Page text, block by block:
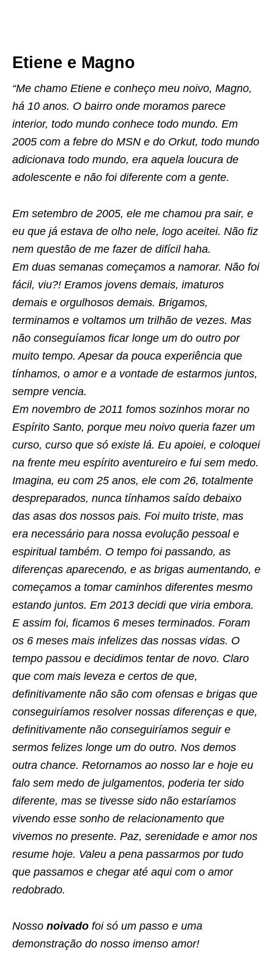
Etiene e Magno
“Me chamo Etiene e conheço meu noivo, Magno,
há 10 anos. O bairro onde moramos parece
interior, todo mundo conhece todo mundo. Em
2005 com a febre do MSN e do Orkut, todo mundo
adicionava todo mundo, era aquela loucura de
adolescente e não foi diferente com a gente.
Em setembro de 2005, ele me chamou pra sair, e
eu que já estava de olho nele, logo aceitei. Não fiz
nem questão de me fazer de difícil haha.
Em duas semanas começamos a namorar. Não foi
fácil, viu?! Eramos jovens demais, imaturos
demais e orgulhosos demais. Brigamos,
terminamos e voltamos um trilhão de vezes. Mas
não conseguíamos ficar longe um do outro por
muito tempo. Apesar da pouca experiência que
tínhamos, o amor e a vontade de estarmos juntos,
sempre vencia.
Em novembro de 2011 fomos sozinhos morar no
Espírito Santo, porque meu noivo queria fazer um
curso, curso que só existe lá. Eu apoiei, e coloquei
na frente meu espírito aventureiro e fui sem medo.
Imagina, eu com 25 anos, ele com 26, totalmente
despreparados, nunca tínhamos saído debaixo
das asas dos nossos pais. Foi muito triste, mas
era necessário para nossa evolução pessoal e
espiritual também. O tempo foi passando, as
diferenças aparecendo, e as brigas aumentando, e
começamos a tomar caminhos diferentes mesmo
estando juntos. Em 2013 decidi que viria embora.
E assim foi, ficamos 6 meses terminados. Foram
os 6 meses mais infelizes das nossas vidas. O
tempo passou e decidimos tentar de novo. Claro
que com mais leveza e certos de que,
definitivamente não são com ofensas e brigas que
conseguiríamos resolver nossas diferenças e que,
definitivamente não conseguiríamos seguir e
sermos felizes longe um do outro. Nos demos
outra chance. Retornamos ao nosso lar e hoje eu
falo sem medo de julgamentos, poderia ter sido
diferente, mas se tivesse sido não estaríamos
vivendo esse sonho de relacionamento que
vivemos no presente. Paz, serenidade e amor nos
resume hoje. Valeu a pena passarmos por tudo
que passamos e chegar até aqui com o amor
redobrado.
Nosso noivado foi só um passo e uma
demonstração do nosso imenso amor!